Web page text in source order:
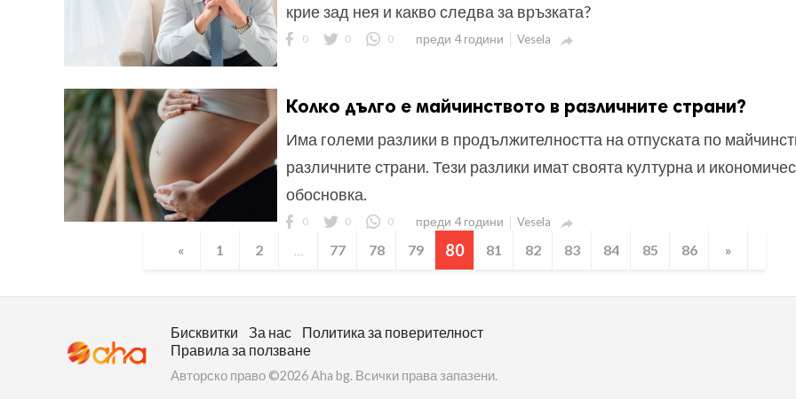
крие зад нея и какво следва за връзката?
0 0 0 преди 4 години Vesela 
Колко дълго е майчинството в различните страни?
Има големи разлики в продължителността на отпуската по
различните страни. Тези разлики имат своята културна и
обосновка.
0 0 0 преди 4 години Vesela 
« 1 2 ... 77 78 79 80 81 82 83 84 85 86 »
Бисквитки За нас
Политика за поверителност
Правила за ползване
Авторско право ©2026 Aha bg. Всички права запазени.